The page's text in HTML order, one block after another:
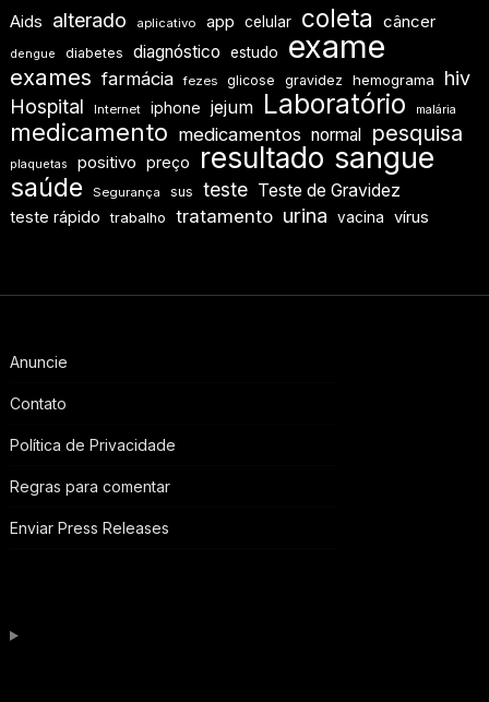
Aids alterado aplicativo app celular coleta câncer
dengue diabetes diagnóstico estudo exame
exames farmácia fezes glicose gravidez hemograma
hiv
Hospital
Internet iphone jejum Laboratório malária
medicamento medicamentos normal pesquisa
plaquetas positivo preço resultado sangue
saúde Segurança sus teste Teste de Gravidez
teste rápido trabalho tratamento urina vacina vírus
Anuncie
Contato
Política de Privacidade
Regras para comentar
Enviar Press Releases